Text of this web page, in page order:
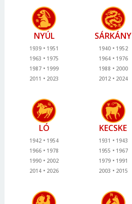
NYÚL
1939
1951
1963
1975
1987
1999
2011
2023
SÁRKÁNY
1940
1952
1964
1976
1988
2000
2012
2024
LÓ
1942
1954
1966
1978
1990
2002
2014
2026
KECSKE
1931
1943
1955
1967
1979
1991
2003
2015